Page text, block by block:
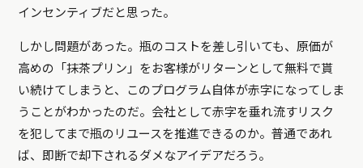
インセンティブだと思った。
しかし問題があった。瓶のコストを差し引いても、原価が
高めの「抹茶プリン」をお客様がリターンとして無料で貰
い続けてしまうと、このプログラム自体が赤字になってしま
うことがわかったのだ。会社として赤字を垂れ流すリスク
を犯してまで瓶のリユースを推進できるのか。普通であれ
ば、即断で却下されるダメなアイデアだろう。